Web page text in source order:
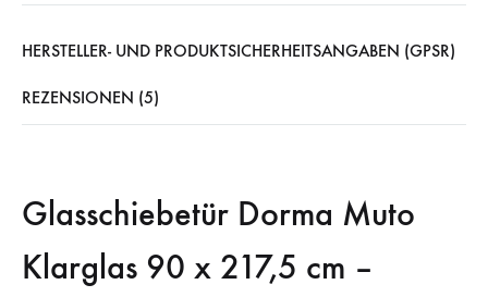
HERSTELLER- UND PRODUKTSICHERHEITSANGABEN (GPSR)
REZENSIONEN (5)
Glasschiebetür Dorma Muto
Klarglas 90 x 217,5 cm –